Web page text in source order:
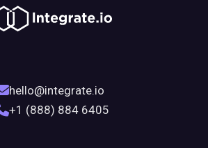
hello@integrate.io
+1 (888) 884 6405